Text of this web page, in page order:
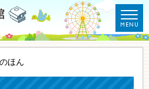
ほん